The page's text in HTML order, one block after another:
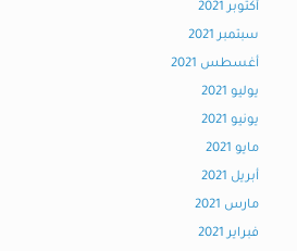
أكتوبر 2021
سبتمبر 2021
أغسطس 2021
يوليو 2021
يونيو 2021
مايو 2021
أبريل 2021
مارس 2021
فبراير 2021